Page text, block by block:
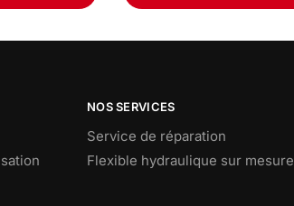
NOS SERVICES
Service de réparation
Flexible hydraulique sur mesure